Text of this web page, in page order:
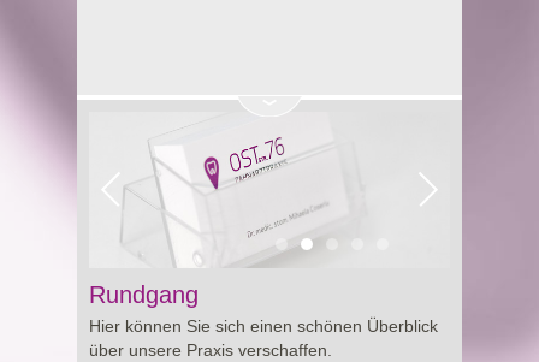
Rundgang
Hier können Sie sich einen schönen Überblick
über unsere Praxis verschaffen.